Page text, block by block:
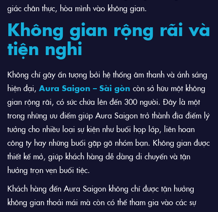
giác chân thực, hòa mình vào không gian.
Không gian rộng rãi và
tiện nghi
Không chỉ gây ấn tượng bởi hệ thống âm thanh và ánh sáng
hiện đại, Aura Saigon – Sài gòn còn sở hữu một không
gian rộng rãi, có sức chứa lên đến 300 người. Đây là một
trong những ưu điểm giúp Aura Saigon trở thành địa điểm lý
tưởng cho nhiều loại sự kiện như buổi họp lớp, liên hoan
công ty hay những buổi gặp gỡ nhóm bạn. Không gian được
thiết kế mở, giúp khách hàng dễ dàng di chuyển và tận
hưởng trọn vẹn buổi tiệc.
Khách hàng đến Aura Saigon không chỉ được tận hưởng
không gian thoải mái mà còn có thể tham gia vào các sự